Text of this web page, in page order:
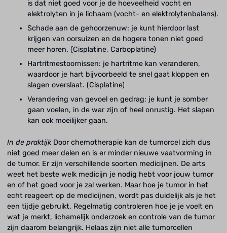
is dat niet goed voor je de hoeveelheid vocht en
elektrolyten in je lichaam (vocht- en elektrolytenbalans).
Schade aan de gehoorzenuw: je kunt hierdoor last
krijgen van oorsuizen en de hogere tonen niet goed
meer horen. (Cisplatine, Carboplatine)
Hartritmestoornissen: je hartritme kan veranderen,
waardoor je hart bijvoorbeeld te snel gaat kloppen en
slagen overslaat. (Cisplatine)
Verandering van gevoel en gedrag: je kunt je somber
gaan voelen, in de war zijn of heel onrustig. Het slapen
kan ook moeilijker gaan.
In de praktijkDoor chemotherapie kan de tumorcel zich dus
niet goed meer delen en is er minder nieuwe vaatvorming in
de tumor. Er zijn verschillende soorten medicijnen. De arts
weet het beste welk medicijn je nodig hebt voor jouw tumor
en of het goed voor je zal werken. Maar hoe je tumor in het
echt reageert op de medicijnen, wordt pas duidelijk als je het
een tijdje gebruikt. Regelmatig controleren hoe je je voelt en
wat je merkt, lichamelijk onderzoek en controle van de tumor
zijn daarom belangrijk. Helaas zijn niet alle tumorcellen